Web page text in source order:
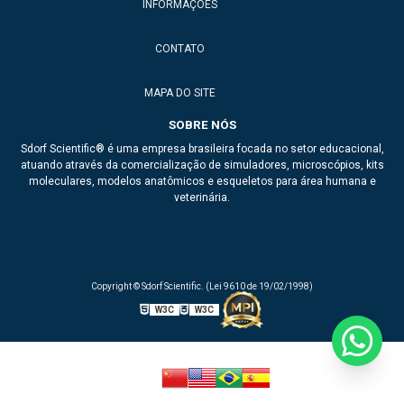
Esqueleto de animais para ensino
Esqueleto de boi
Esqueleto de galo
INFORMAÇÕES
CONTATO
MAPA DO SITE
SOBRE NÓS
Sdorf Scientific® é uma empresa brasileira focada no setor educacional,
atuando através da comercialização de simuladores, microscópios, kits
moleculares, modelos anatômicos e esqueletos para área humana e
veterinária.
Copyright © Sdorf Scientific. (Lei 9610 de 19/02/1998)
W3C W3C